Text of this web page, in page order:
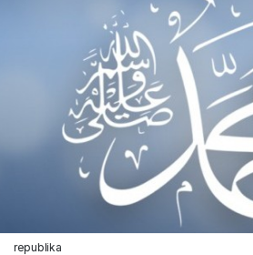
republika